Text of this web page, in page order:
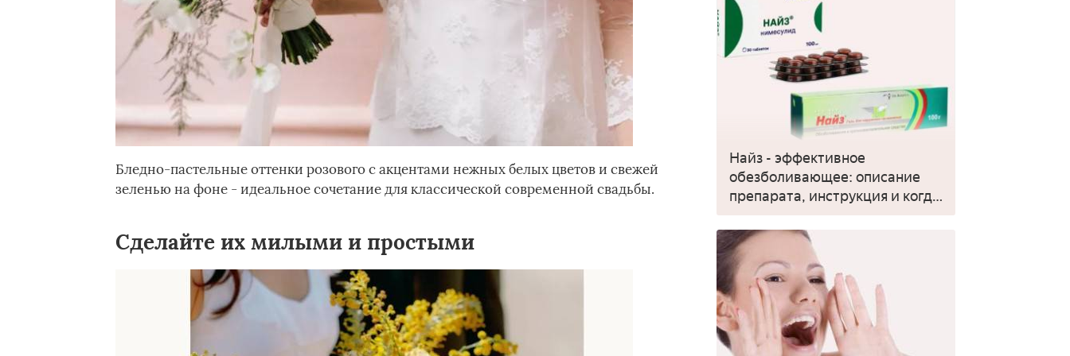
Бледно-пастельные оттенки розового с акцентами нежных белых цветов и свежей
зеленью на фоне - идеальное сочетание для классической современной свадьбы.
Сделайте их милыми и простыми
Найз - эффективное
обезболивающее: описание
препарата, инструкция и когда
применять